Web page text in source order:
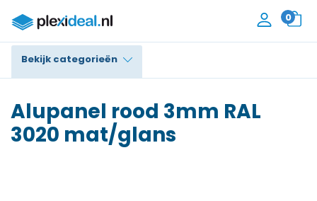
0
Bekijk categorieën
Polycarbonaat
Alupanel rood 3mm RAL
3020 mat/glans